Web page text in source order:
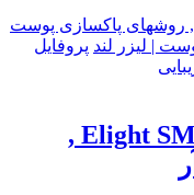
روشهای پاکسازی پوست
| لیزر لند پروفایل
دستگاه لیزر ایلایت Elight SMQ SHR ,